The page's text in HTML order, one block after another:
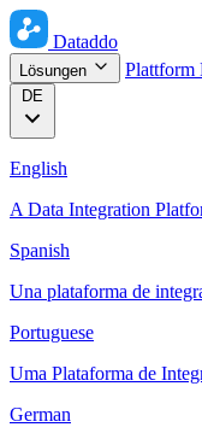
Dataddo
Lösungen Plattform
DE
English
A Data Integration
Spanish
Una plataforma de
Portuguese
Uma Plataforma de
German